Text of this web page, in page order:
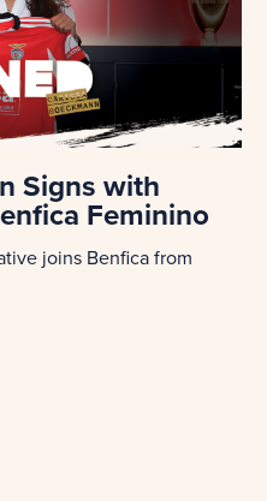
Signs with
Feminino
joins Benfica from